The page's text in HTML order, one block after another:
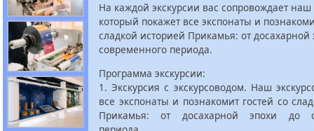
На каждой экскурсии вас сопровождает наш
который покажет все экспонаты и
сладкой историей Прикамья: от досахарной
современного периода.
Программа экскурсии:
1. Экскурсия с экскурсоводом. Наш
все экспонаты и познакомит гостей со
Прикамья: от досахарной эпохи до